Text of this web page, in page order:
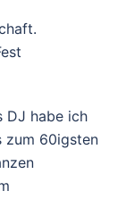
DJ habe ich
zum 60igsten